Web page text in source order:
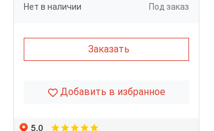
Нет в наличии Под заказ
Заказать
Добавить в избранное